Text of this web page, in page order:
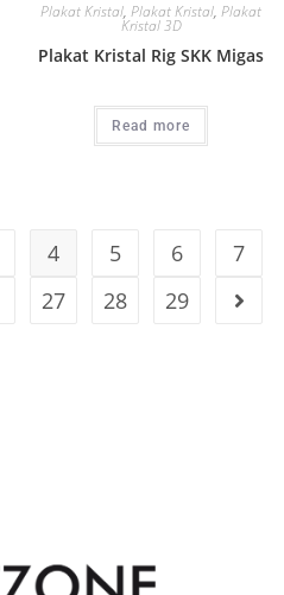
Plakat Kristal, Plakat Kristal, Plakat
Kristal 3D
Plakat Kristal Rig SKK Migas
Read more
4 5 6
7
27 28 29